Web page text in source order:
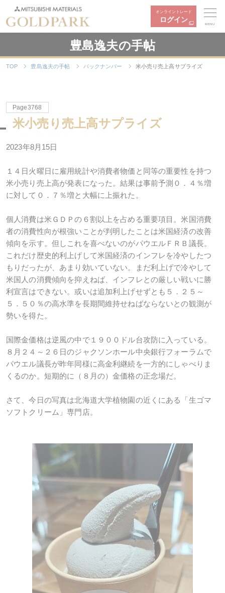
オンライントレード
ログイン
MENU
豊島逸夫の手帖
TOP 豊島逸夫の手帖 バックナンバー 米小売り売上高サプライズ
Page3768
米小売り売上高サプライズ
2023年8月 15日
１４日火曜日に雇用統計や消費者物価と同等の重要性を持つ
米小売り売上高が発表になった。結果は事前予測０．４％増
に対して０．７％増と大幅に上振れた。
個人消費は米ＧＤＰの６割以上を占める重要項目。米国消費
者の消費性向が根強いことが判明したことは米国経済の改善
傾向を示す。但しこれを喜べないのがパウエルＦＲＢ議長。
これだけ歴史的利上げして米国経済のインフレを冷やしたつ
もりだったが、あまり効いていない。まだ利上げで冷やして
米国人の消費傾向を抑えねば、インフレとの厳しい戦いに勝
利宣言はできない。或いは追加利上げせずとも５．２５～
５．５０％の高水準を長期間維持せねばならないとの観測が
勢いを得た。
国際金価格は逆風の中で１９００ドル台攻防に入っている。
８月２４～２６日のジャクソンホール中央銀行フォーラムで
パウエル議長が昨年同様に高金利継続を一方的にしゃべりま
くるのか。短期的に（８月の）金価格の正念場だ。
さて、今日の写真は北海道大学植物園の近くにある「生ゴマ
ソフトクリーム」専門店。